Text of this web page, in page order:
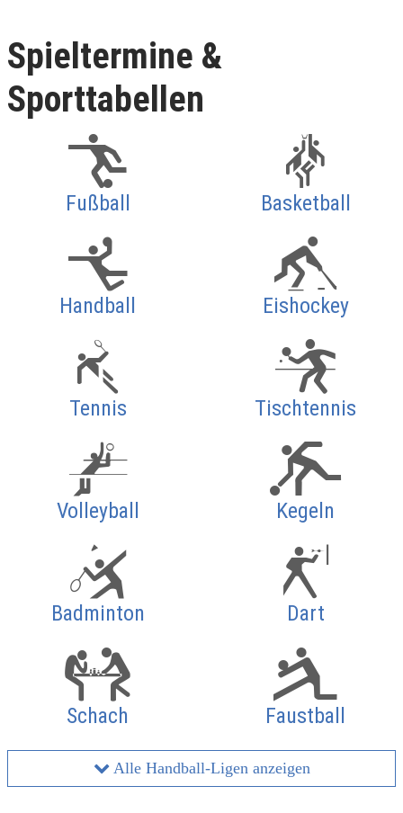
Spieltermine &
Sporttabellen
Fußball Basketball
Handball Eishockey
Tennis Tischtennis
Volleyball Kegeln
Badminton Dart
Schach Faustball
Alle Handball-Ligen anzeigen